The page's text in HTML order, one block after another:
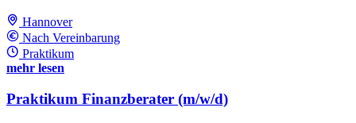
Hannover
Nach Vereinbarung
Praktikum
mehr lesen
Praktikum Finanzberater (m/w/d)